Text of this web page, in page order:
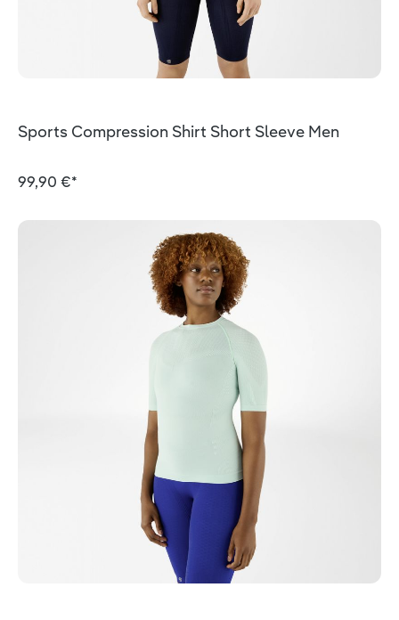
Sports Compression Shirt Short Sleeve Men
99,90 €*